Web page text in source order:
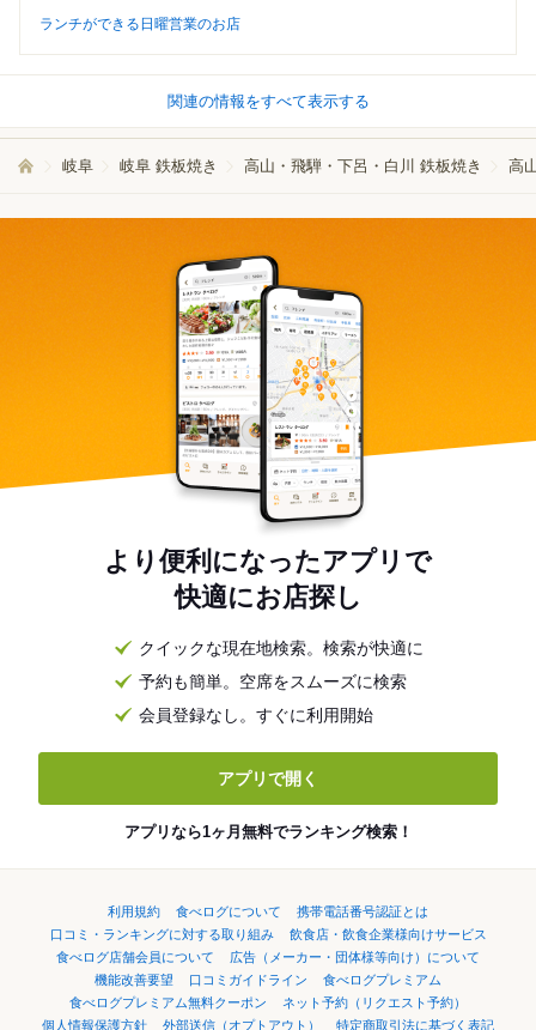
ランチができる日曜営業のお店
関連の情報をすべて表示する
岐阜 岐阜 鉄板焼き 高山・飛騨・下呂・白川 鉄板焼き 高
より便利になったアプリで
快適にお店探し
クイックな現在地検索。検索が快適に
予約も簡単。空席をスムーズに検索
会員登録なし。すぐに利用開始
アプリで開く
アプリなら1ヶ月無料でランキング検索！
利用規約 食べログについて
携帯電話番号認証とは
口コミ・ランキングに対する取り組み
飲食店・飲食企業様向けサービス
食べログ店舗会員について
広告（メーカー・団体様等向け）について
機能改善要望
口コミガイドライン
食べログプレミアム
食べログプレミアム無料クーポン
ネット予約（リクエスト予約）
個人情報保護方針
外部送信（オプトアウト） 特定商取引法に基づく表記